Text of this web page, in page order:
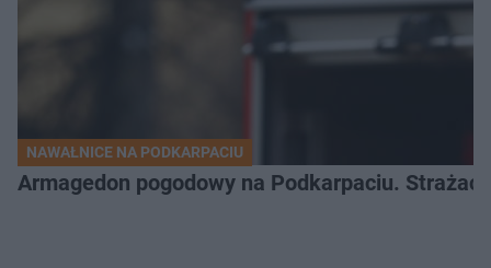
NAWAŁNICE NA PODKARPACIU
Armagedon pogodowy na Podkarpaciu.